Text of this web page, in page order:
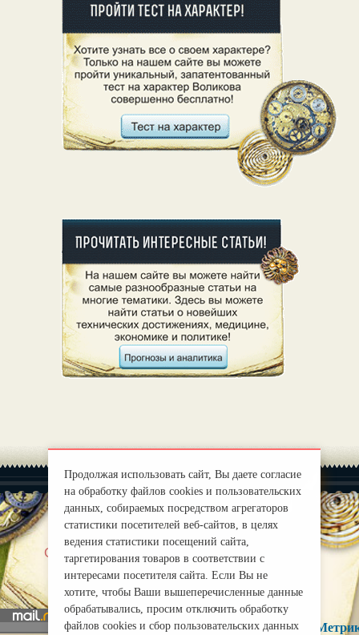
О нас |
Правила
mirprognoz@mail.ru
Продолжая использовать сайт, Вы даете согласие
на обработку файлов cookies и пользовательских
данных, собираемых посредством агрегаторов
статистики посетителей веб-сайтов, в целях
ведения статистики посещений сайта,
таргетирования товаров в соответствии с
интересами посетителя сайта. Если Вы не
хотите, чтобы Ваши вышеперечисленные данные
обрабатывались, просим отключить обработку
файлов cookies и сбор пользовательских данных